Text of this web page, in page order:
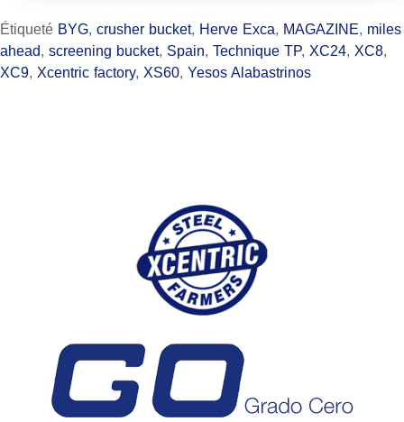
Étiqueté BYG, crusher bucket, Herve Exca, MAGAZINE, miles
ahead, screening bucket, Spain, Technique TP, XC24, XC8,
XC9, Xcentric factory, XS60, Yesos Alabastrinos